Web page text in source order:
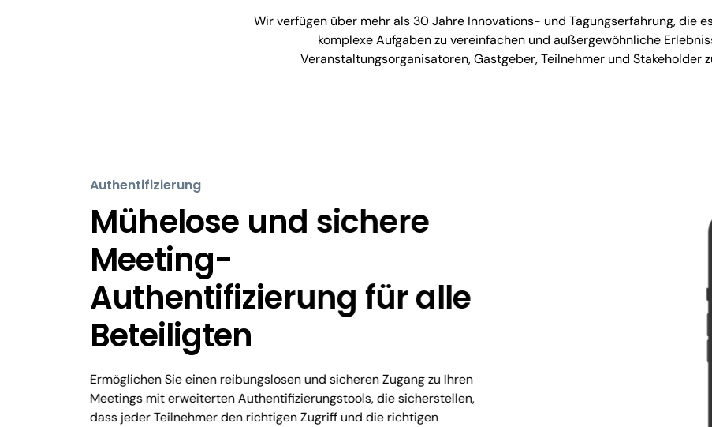
Wir verfügen über mehr als 30 Jahre Innovations- und Tagungserfahrung, die
komplexe Aufgaben zu vereinfachen und außergewöhnliche
Veranstaltungsorganisatoren, Gastgeber, Teilnehmer und Stakeholder
Authentifizierung
Mühelose und sichere
Meeting-
Authentifizierung für alle
Beteiligten
Ermöglichen Sie einen reibungslosen und sicheren Zugang zu Ihren
Meetings mit erweiterten Authentifizierungstools, die sicherstellen,
dass jeder Teilnehmer den richtigen Zugriff und die richtigen